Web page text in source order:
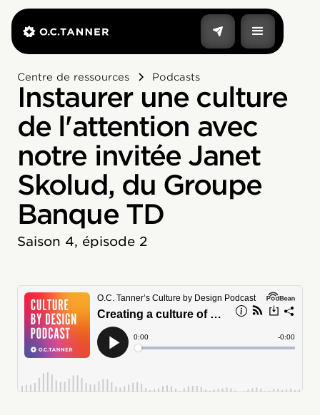
Centre de ressources Podcasts
Instaurer une culture
de l'attention avec
notre invitée Janet
Skolud, du Groupe
Banque TD
Saison 4, épisode 2